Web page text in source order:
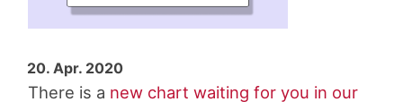
20. Apr. 2020
There is a new chart waiting for you in our